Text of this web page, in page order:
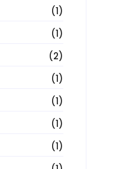
(1)
(1)
(2)
(1)
(1)
(1)
(1)